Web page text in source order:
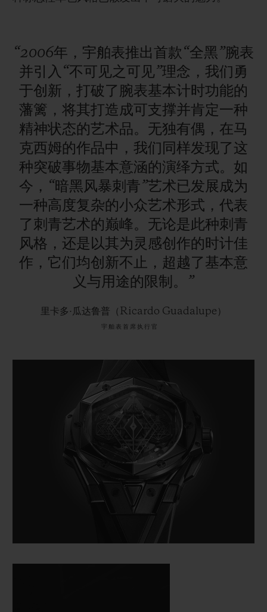
“2006年，宇舶表推出首款“全黑”腕表
并引入“不可见之可见”理念，我们勇
于创新，打破了腕表基本计时功能的
藩篱，将其打造成可支撑并肯定一种
精神状态的艺术品。无独有偶，在马
克西姆的作品中，我们同样发现了这
种突破事物基本意涵的演绎方式。如
今，“暗黑风暴刺青”艺术已发展成为
一种高度复杂的小众艺术形式，代表
了刺青艺术的巅峰。无论是此种刺青
风格，还是以其为灵感创作的时计佳
作，它们均创新不止，超越了基本意
义与用途的限制。”
里卡多·瓜达鲁普（Ricardo Guadalupe）
宇舶表首席执行官